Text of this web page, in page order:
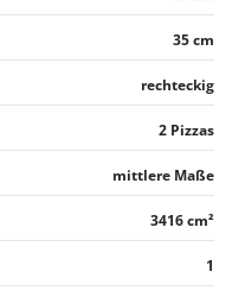
35 cm
rechteckig
2 Pizzas
mittlere Maße
3416 cm²
1